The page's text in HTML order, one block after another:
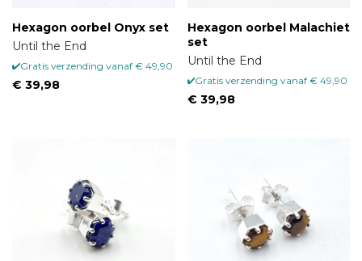
Hexagon oorbel Onyx set
Until the End
Gratis verzending vanaf € 49,90
€ 39,98
Hexagon oorbel Malachiet
set
Until the End
Gratis verzending vanaf € 49,90
€ 39,98